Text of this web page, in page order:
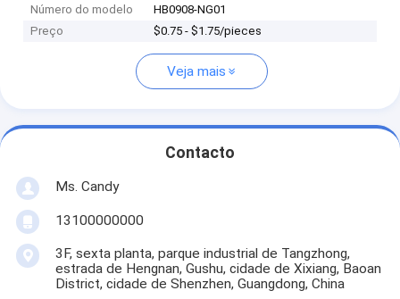
Número do modelo
HB0908-NG01
Preço
$0.75 - $1.75/pieces
Veja mais
Contacto
Ms. Candy
13100000000
3F, sexta planta, parque industrial de Tangzhong,
estrada de Hengnan, Gushu, cidade de Xixiang, Baoan
District, cidade de Shenzhen, Guangdong, China